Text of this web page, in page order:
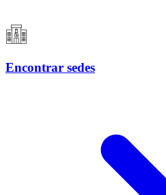
Encontrar sedes